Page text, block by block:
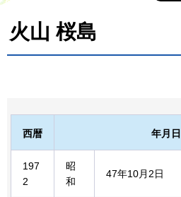
火山 桜島
西暦 年月日
197
2
昭
和
47年10月2日